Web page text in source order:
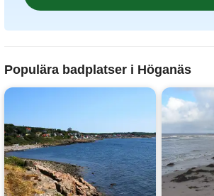
Populära badplatser i Höganäs